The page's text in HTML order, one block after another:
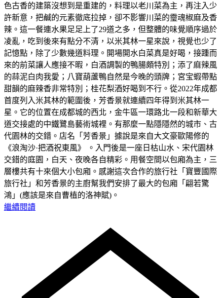
色古香的建築沒想到是重建的，料理以老川菜為主，再注入少
許新意，把鹹的元素徹底拉掉，卻不影響川菜的𩆜魂椒麻及香
辣。這一餐連水果足足上了29道之多，但整體的味覺順序過於
凌亂，吃到後來有點分不清，以米其林一星來說，視覺也少了
記憶點，除了少數幾道料理。開場開水白菜真是好喝，接踵而
來的前菜讓人應接不暇，白酒調製的鴨腸頗特別；添了麻辣風
的蒜泥白肉我愛；八寶葫蘆鴨自然是今晚的頭牌；宮宝蝦帶點
甜韻的麻辣香非常特別；桂花梨酒好喝到不行。從2022年成都
首度列入米其林的範圍後，芳香景就連續四年得到米其林一
星。它的位置在成都城的西北，金牛區一環路北一段和新華大
道交接處的中鐵鷺島藝術城裡。有那麼一點隱隱然的城市、古
代園林的交錯。店名「芳香景」據說是來自大文豪歐陽修的
《浪淘沙·把酒祝東風》 。入門後是一座日枯山水、宋代園林
交錯的庭園，白天、夜晚各自精彩。用餐空間以包廂為主，三
層樓共有十來個大小包廂。感謝這次合作的旅行社「寶豐國際
旅行社」和芳香景的主廚幫我們安排了最大的包廂「翩若驚
鴻」(應該是來自曹植的洛神賦)。
繼續閱讀